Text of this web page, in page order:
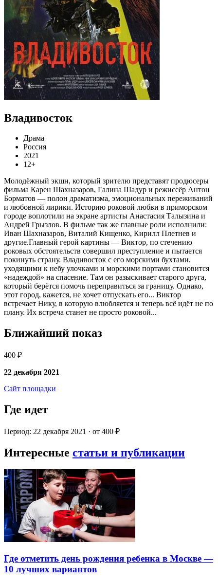
Владивосток
Драма
Россия
2021
12+
​Молодёжный экшн, который зрителю представят продюсеры
фильма Карен Шахназаров, Галина Шадур и режиссёр Антон
Борматов — полон драматизма, эмоциональных переживаний
и любовной лирики. Историю роковой любви в приморском
городе воплотили на экране артисты Анастасия Талызина и
Андрей Грызлов. В фильме так же главные роли исполнили:
Иван Шахназаров, Виталий Кищенко, Кирилл Плетнев и
другие.Главный герой картины — Виктор, по стечению
роковых обстоятельств совершил преступление и пытается
покинуть страну. Владивосток с его морскими бухтами,
уходящими к небу улочками и морскими портами становится
«надеждой» на спасение. Там он разыскивает старого друга,
который берётся помочь переправиться за границу. Однако,
этот город, кажется, не хочет отпускать его... Виктор
встречает Нику, в которую влюбляется и теперь всё идёт не по
плану. Их встреча станет не просто роковой...
Ближайший показ
400 ₽
22 декабря 2021
Сайт площадки
Где идет
Период: 22 декабря 2021 · от 400 ₽
Интересные статьи и публикации
Где отметить день рождения ребенка в Москве —
10 лучших вариантов